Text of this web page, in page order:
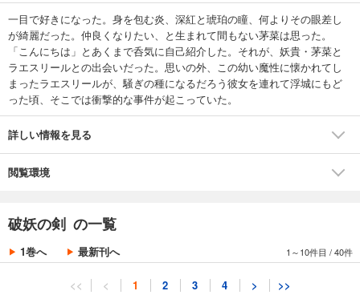
一目で好きになった。身を包む炎、深紅と琥珀の瞳、何よりその眼差し
が綺麗だった。仲良くなりたい、と生まれて間もない茅菜は思った。
「こんにちは」とあくまで呑気に自己紹介した。それが、妖貴・茅菜と
ラエスリールとの出会いだった。思いの外、この幼い魔性に懐かれてし
まったラエスリールが、騒ぎの種になるだろう彼女を連れて浮城にもど
った頃、そこでは衝撃的な事件が起こっていた。
詳しい情報を見る
閲覧環境
破妖の剣 の一覧
1巻へ 最新刊へ 1～10件目 /40件
<< < 1 2 3 4 > >>